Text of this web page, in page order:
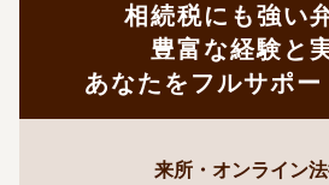
相続税にも強い
豊富な経験と
あなたをフルサポ
来所・オンライン